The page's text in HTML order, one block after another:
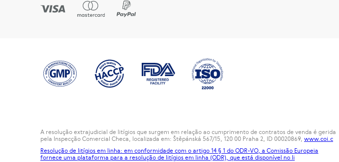
A resolução extrajudicial de litígios que surgem em relação ao cumprimento de contratos de venda é gerida
pela Inspecção Comercial Checa, localizada em: Štěpánská 567/15, 120 00 Praha 2, ID 00020869, www.coi.c
Resolução de litígios em linha: em conformidade com o artigo 14 § 1 do ODR-VO, a Comissão Europeia
fornece uma plataforma para a resolução de litígios em linha (ODR), que está disponível no li